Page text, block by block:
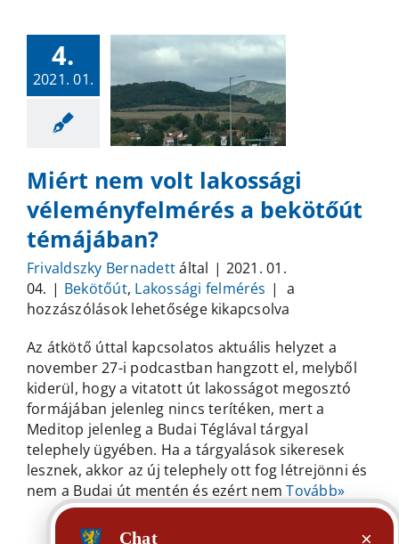
4.
2021. 01.
Miért nem volt lakossági
véleményfelmérés a bekötőút
témájában?
Frivaldszky Bernadettáltal | 2021. 01.
04. | Bekötőút, Lakossági felmérés | Miért
nem
lakossági
a
bekötőút
témájában?
bejegyzéshez
a
hozzászólások lehetősége kikapcsolva
Az átkötő úttal kapcsolatos aktuális helyzet a
november 27-i podcastban hangzott el, melyből
kiderül, hogy a vitatott út lakosságot megosztó
formájában jelenleg nincs terítéken, mert a
Meditop jelenleg a Budai Téglával tárgyal
telephely ügyében. Ha a tárgyalások sikeresek
lesznek, akkor az új telephely ott fog létrejönni és
nem a Budai út mentén és ezért nemTovább»
Olvass tovább